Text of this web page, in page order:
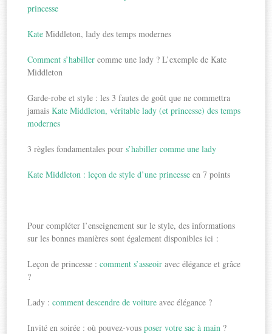
princesse
Kate Middleton, lady des temps modernes
Comment s’habiller comme une lady ? L’exemple de Kate
Middleton
Garde-robe et style : les 3 fautes de goût que ne commettra
jamaisKate Middleton, véritable lady (et princesse) des temps
modernes
3 règles fondamentales pours’habiller comme une lady
Kate Middleton : leçon de style d’une princesse en 7 points
Pour compléter l’enseignement sur le style, des informations
sur les bonnes manières sont également disponibles ici :
Leçon de princesse :comment s’asseoir avec élégance et grâce
?
Lady :comment descendre de voiture avec élégance ?
Invité en soirée : où pouvez-vousposer votre sac à main ?